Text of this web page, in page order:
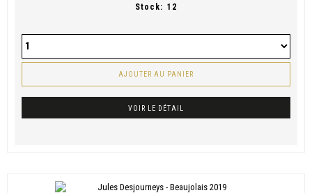
Stock: 12
AJOUTER AU PANIER
VOIR LE DÉTAIL